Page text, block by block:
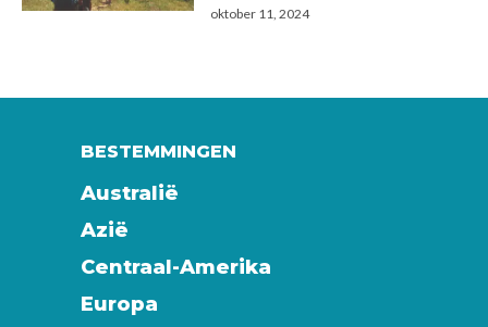
oktober 11, 2024
BESTEMMINGEN
Australië
Azië
Centraal-Amerika
Europa